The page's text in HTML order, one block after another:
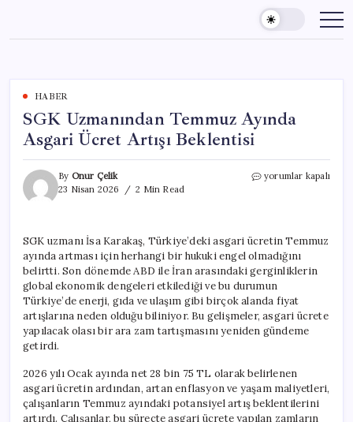
content
HABER
SGK Uzmanından Temmuz Ayında
Asgari Ücret Artışı Beklentisi
By Onur Çelik
23 Nisan 2026
2 Min Read
SGK
Ücret
Artışı
Beklentisi
için
yorumlar kapalı
SGK uzmanı İsa Karakaş, Türkiye’deki asgari ücretin Temmuz
ayında artması için herhangi bir hukuki engel olmadığını
belirtti. Son dönemde ABD ile İran arasındaki gerginliklerin
global ekonomik dengeleri etkilediği ve bu durumun
Türkiye’de enerji, gıda ve ulaşım gibi birçok alanda fiyat
artışlarına neden olduğu biliniyor. Bu gelişmeler, asgari ücrete
yapılacak olası bir ara zam tartışmasını yeniden gündeme
getirdi.
2026 yılı Ocak ayında net 28 bin 75 TL olarak belirlenen
asgari ücretin ardından, artan enflasyon ve yaşam maliyetleri,
çalışanların Temmuz ayındaki potansiyel artış beklentilerini
artırdı. Çalışanlar, bu süreçte asgari ücrete yapılan zamların